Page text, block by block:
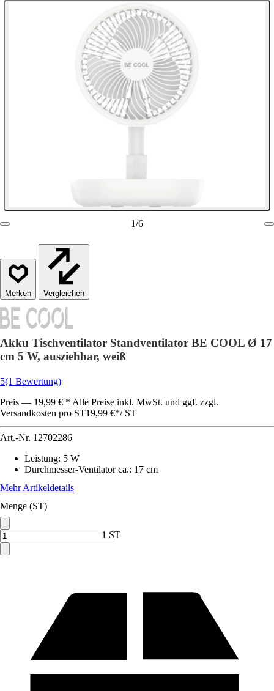
1/6
Vergleichen
Akku Tischventilator Standventilator BE COOL Ø 17
cm 5 W, ausziehbar, weiß
5(1 Bewertung)
Preis — 19,99 € * Alle Preise inkl. MwSt. und ggf. zzgl.
Versandkosten pro ST19,99 €*/ ST
Art.-Nr. 12702286
Leistung: 5 W
Durchmesser-Ventilator ca.: 17 cm
Mehr Artikeldetails
Menge (ST)
1 ST